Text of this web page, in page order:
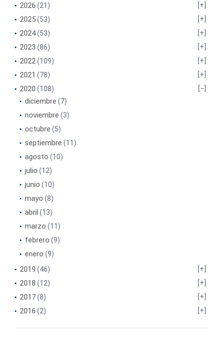
2026 (21)
2025(53)
2024(53)
2023 (86)
2022(109)
2021 (78)
2020 (108)
diciembre (7)
noviembre (3)
octubre (5)
septiembre (11)
agosto (10)
julio (12)
junio (10)
mayo (8)
abril (13)
marzo (11)
febrero (9)
enero (9)
2019 (46)
2018 (12)
2017(8)
2016 (2)